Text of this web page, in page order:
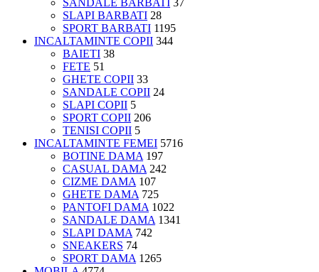
SANDALE BARBATI 37
SLAPI BARBATI 28
SPORT BARBATI 1195
INCALTAMINTE COPII 344
BAIETI 38
FETE 51
GHETE COPII 33
SANDALE COPII 24
SLAPI COPII 5
SPORT COPII 206
TENISI COPII 5
INCALTAMINTE FEMEI 5716
BOTINE DAMA 197
CASUAL DAMA 242
CIZME DAMA 107
GHETE DAMA 725
PANTOFI DAMA 1022
SANDALE DAMA 1341
SLAPI DAMA 742
SNEAKERS 74
SPORT DAMA 1265